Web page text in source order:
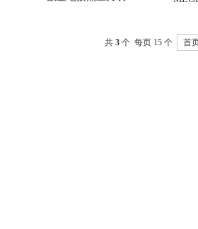
共 3 个 每页 15 个 首